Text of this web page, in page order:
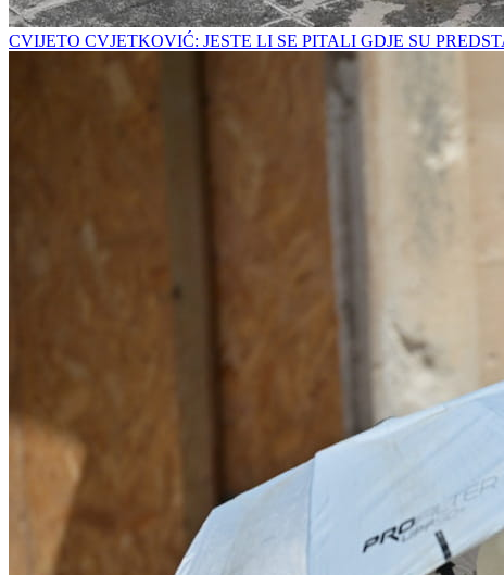
CVIJETO CVJETKOVIĆ: JESTE LI SE PITALI GDJE SU